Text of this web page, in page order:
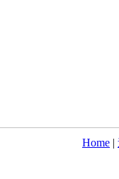
Home |